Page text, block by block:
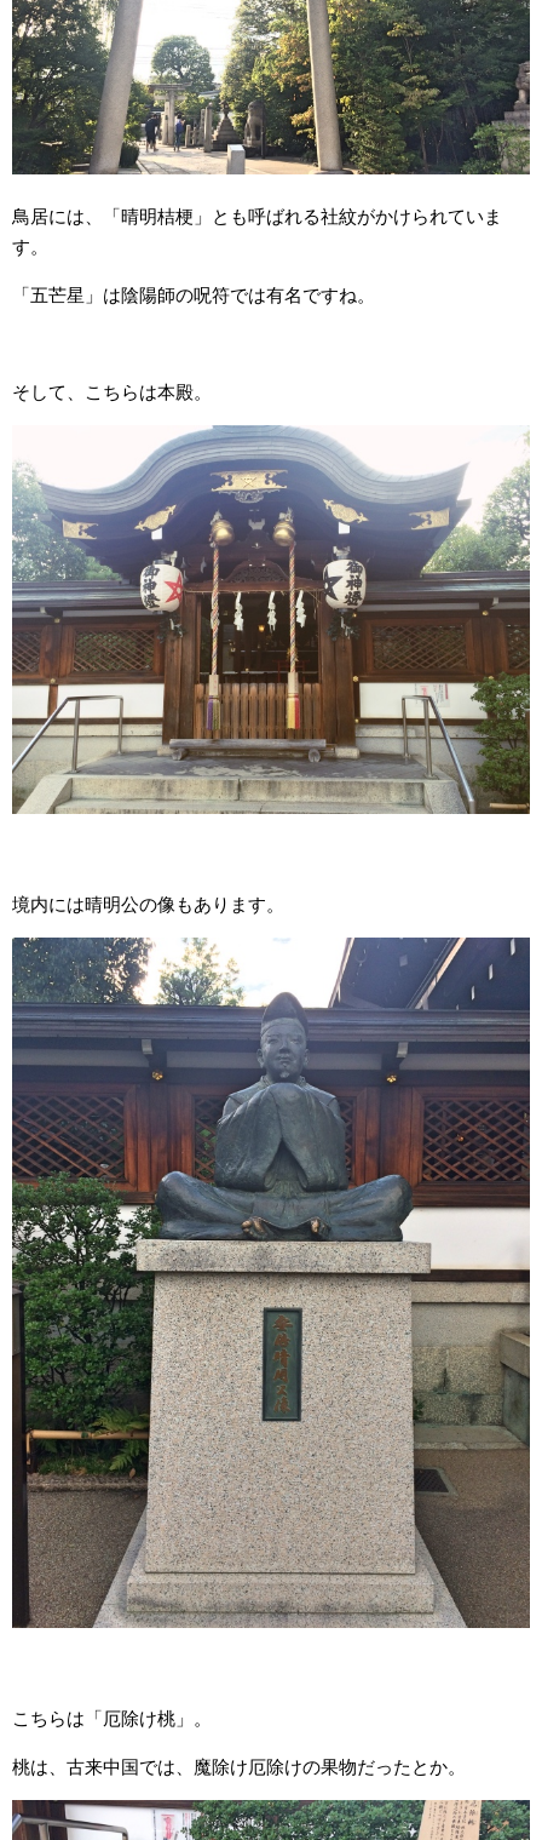
鳥居には、「晴明桔梗」とも呼ばれる社紋がかけられていま
す。
「五芒星」は陰陽師の呪符では有名ですね。
そして、こちらは本殿。
境内には晴明公の像もあります。
こちらは「厄除け桃」。
桃は、古来中国では、魔除け厄除けの果物だったとか。